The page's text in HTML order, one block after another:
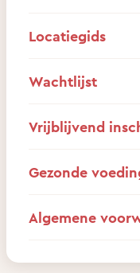
Locatiegids
Wachtlijst
Vrijblijvend
Gezonde
Algemene